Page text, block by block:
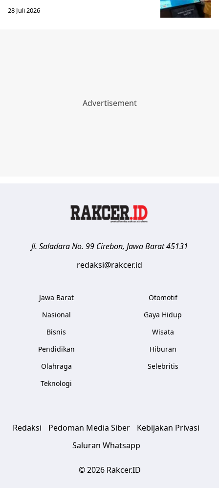
28 Juli 2026
Jl. Saladara No. 99 Cirebon, Jawa Barat 45131
redaksi@rakcer.id
Jawa Barat
Nasional
Bisnis
Pendidikan
Olahraga
Teknologi
Otomotif
Gaya Hidup
Wisata
Hiburan
Selebritis
Redaksi Pedoman Media Siber
Kebijakan Privasi
Saluran Whatsapp
© 2026 Rakcer.ID